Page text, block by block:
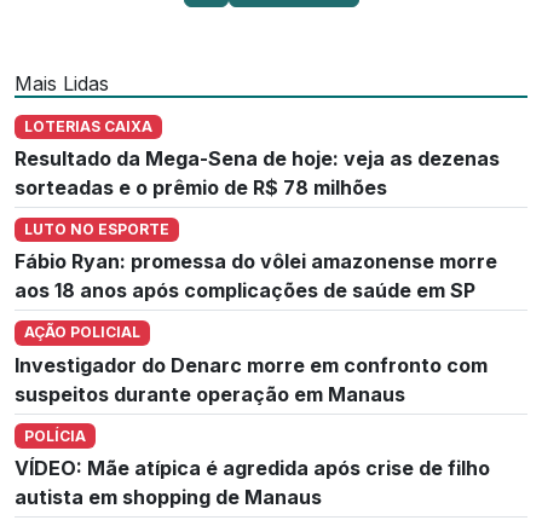
Mais Lidas
LOTERIAS CAIXA
Resultado da Mega-Sena de hoje: veja as dezenas
sorteadas e o prêmio de R$ 78 milhões
LUTO NO ESPORTE
Fábio Ryan: promessa do vôlei amazonense morre
aos 18 anos após complicações de saúde em SP
AÇÃO POLICIAL
Investigador do Denarc morre em confronto com
suspeitos durante operação em Manaus
POLÍCIA
VÍDEO: Mãe atípica é agredida após crise de filho
autista em shopping de Manaus